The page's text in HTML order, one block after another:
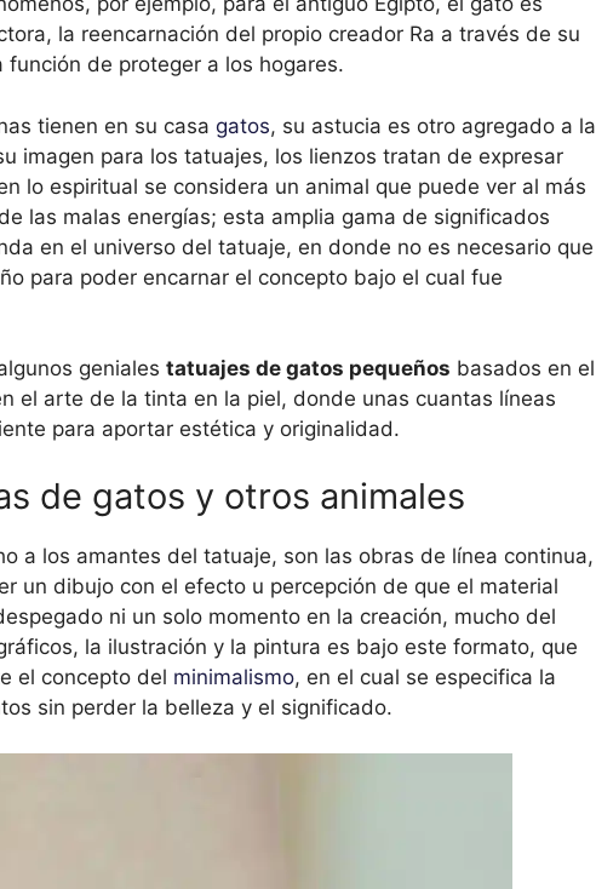
la reencarnación del propio creador Ra a través de su
de proteger a los hogares.
tienen en su casa gatos, su astucia es otro agregado a la
imagen para los tatuajes, los lienzos tratan de expresar
lo espiritual se considera un animal que puede ver al más
las malas energías; esta amplia gama de significados
en el universo del tatuaje, en donde no es necesario que
para poder encarnar el concepto bajo el cual fue
geniales tatuajes de gatos pequeños basados en el
el arte de la tinta en la piel, donde unas cuantas líneas
para aportar estética y originalidad.
de gatos y otros animales
a los amantes del tatuaje, son las obras de línea continua,
un dibujo con el efecto u percepción de que el material
ni un solo momento en la creación, mucho del
la ilustración y la pintura es bajo este formato, que
el concepto del minimalismo, en el cual se especifica la
sin perder la belleza y el significado.